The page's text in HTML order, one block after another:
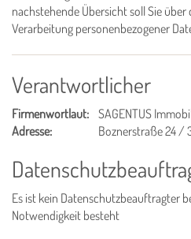
nachstehende Übersicht soll Sie
Verarbeitung personenbezogener
Verantwortlicher
Firmenwortlaut: SAGENTUS
Adresse:
Boznerstraße 24 /
Es ist kein Datenschutzbeauftragter
Notwendigkeit besteht